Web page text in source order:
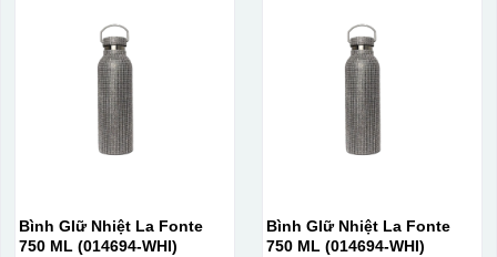
Bình GIữ Nhiệt La Fonte
750 ML (014694-WHI)
Bình GIữ Nhiệt La Fonte
750 ML (014694-WHI)